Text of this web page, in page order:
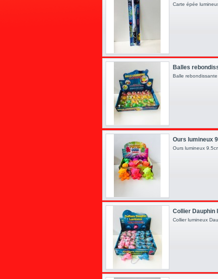
Carte épée
Balles
Balle
Ours lumineux
Ours lumineux
Collier Dauphin
Collier lumineux